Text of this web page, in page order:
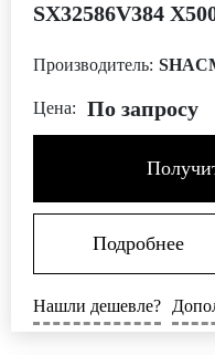
SX32586V384
Производитель:
Цена: По запросу
Подробнее
Нашли дешевле?